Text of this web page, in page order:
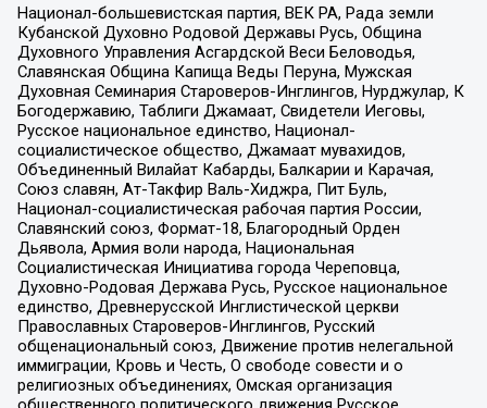
Национал-большевистская партия, ВЕК РА, Рада земли
Кубанской Духовно Родовой Державы Русь, Община
Духовного Управления Асгардской Веси Беловодья,
Славянская Община Капища Веды Перуна, Мужская
Духовная Семинария Староверов-Инглингов, Нурджулар, К
Богодержавию, Таблиги Джамаат, Свидетели Иеговы,
Русское национальное единство, Национал-
социалистическое общество, Джамаат мувахидов,
Объединенный Вилайат Кабарды, Балкарии и Карачая,
Союз славян, Ат-Такфир Валь-Хиджра, Пит Буль,
Национал-социалистическая рабочая партия России,
Славянский союз, Формат-18, Благородный Орден
Дьявола, Армия воли народа, Национальная
Социалистическая Инициатива города Череповца,
Духовно-Родовая Держава Русь, Русское национальное
единство, Древнерусской Инглистической церкви
Православных Староверов-Инглингов, Русский
общенациональный союз, Движение против нелегальной
иммиграции, Кровь и Честь, О свободе совести и о
религиозных объединениях, Омская организация